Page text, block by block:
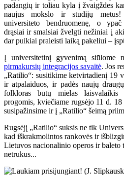
padangių ir toliau kyla į žvaigždes
naujus mokslo ir studijų metus!
universiteto bendruomenę, o
drąsiai ir smalsiai žvelgti nežiniai į
dar puikiai praleisti laiką pakeliui –
Į universitetinį gyvenimą siūlome
pirmakursių integracijos savaitė. Jos
„Ratilio“: susitikime ketvirtadienį 19
ir atpalaiduos, ir padės naujų
folkloras būtų mielas laisvalaikis
progomis, kviečiame rugsėjo 11 d.
susipažinsime ir į „Ratilio“ šeimą
Rugsėjį „Ratilio“ suksis ne tik
kad iškrakmolintos rankovės ir
Lietuvos nacionalinio operos ir baleto
netrukus...